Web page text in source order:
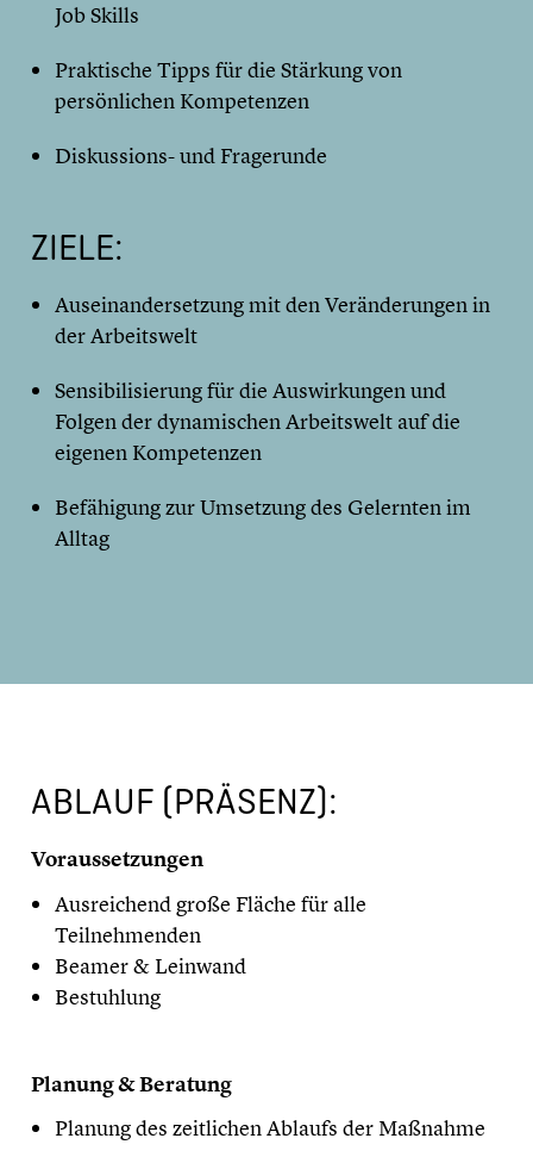
Job Skills
Praktische Tipps für die Stärkung von
persönlichen Kompetenzen
Diskussions- und Fragerunde
ZIELE:
Auseinandersetzung mit den Veränderungen in
der Arbeitswelt
Sensibilisierung für die Auswirkungen und
Folgen der dynamischen Arbeitswelt auf die
eigenen Kompetenzen
Befähigung zur Umsetzung des Gelernten im
Alltag
ABLAUF (PRÄSENZ):
Voraussetzungen
Ausreichend große Fläche für alle
Teilnehmenden
Beamer & Leinwand
Bestuhlung
Planung & Beratung
Planung des zeitlichen Ablaufs der Maßnahme